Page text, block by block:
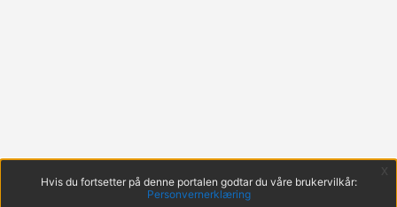
Hvis du fortsetter på denne portalen godtar du våre brukervilkår:
Personvernerklæring
x